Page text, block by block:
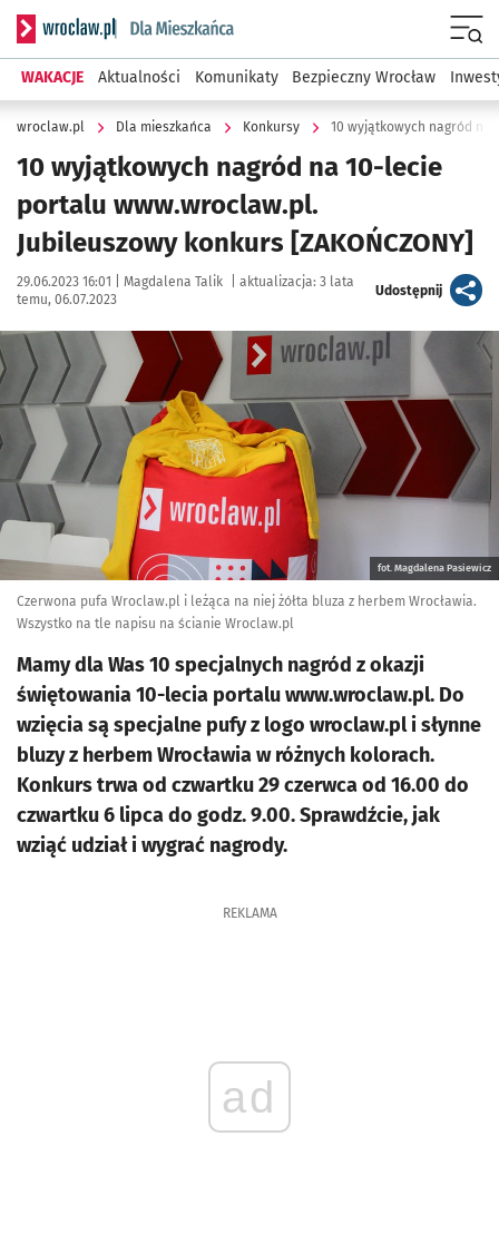
Serwis informacyjny wroclaw.pl podserwis: Dla mieszkańca
WAKACJE Aktualności Komunikaty Bezpieczny Wrocław
wroclaw.pl Dla mieszkańca Konkursy
10 wyjątkowych nagród na 10-lecie
portalu www.wroclaw.pl.
Jubileuszowy konkurs [ZAKOŃCZONY]
Data publikacji:
29.06.2023 16:01 | Autor:
Magdalena Talik aktualizacja: 3 lata
temu, 06.07.2023
Udostępnijartykuł
Kliknij, aby powiększyć
fot. Magdalena Pasiewicz
Czerwona pufa Wroclaw.pl i leżąca na niej żółta bluza z herbem Wrocławia.
Wszystko na tle napisu na ścianie Wroclaw.pl
Mamy dla Was 10 specjalnych nagród z okazji
świętowania 10-lecia portalu www.wroclaw.pl. Do
wzięcia są specjalne pufy z logo wroclaw.pl i słynne
bluzy z herbem Wrocławia w różnych kolorach.
Konkurs trwa od czwartku 29 czerwca od 16.00 do
czwartku 6 lipca do godz. 9.00. Sprawdźcie, jak
wziąć udział i wygrać nagrody.
REKLAMA
ad